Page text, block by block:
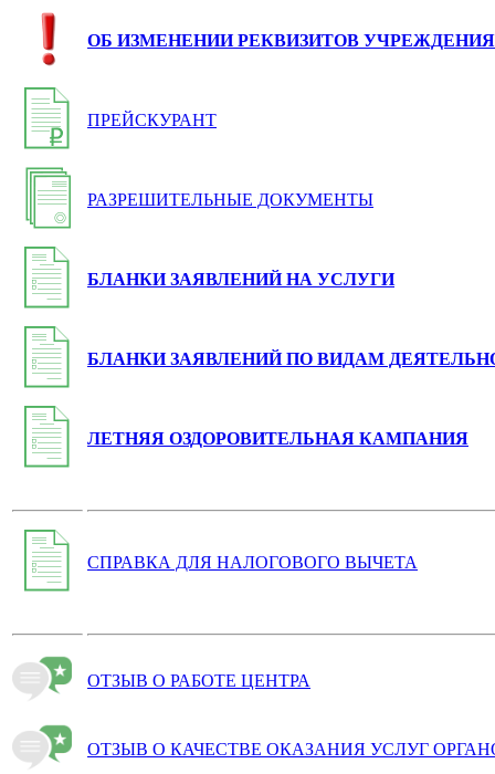
ОБ ИЗМЕНЕНИИ РЕКВИЗИТОВ УЧРЕЖДЕНИЯ
ПРЕЙСКУРАНТ
РАЗРЕШИТЕЛЬНЫЕ ДОКУМЕНТЫ
БЛАНКИ ЗАЯВЛЕНИЙ НА УСЛУГИ
БЛАНКИ ЗАЯВЛЕНИЙ ПО ВИДАМ
ЛЕТНЯЯ ОЗДОРОВИТЕЛЬНАЯ КАМПАНИЯ
СПРАВКА ДЛЯ НАЛОГОВОГО ВЫЧЕТА
ОТЗЫВ О РАБОТЕ ЦЕНТРА
ОТЗЫВ О КАЧЕСТВЕ ОКАЗАНИЯ УСЛУГ